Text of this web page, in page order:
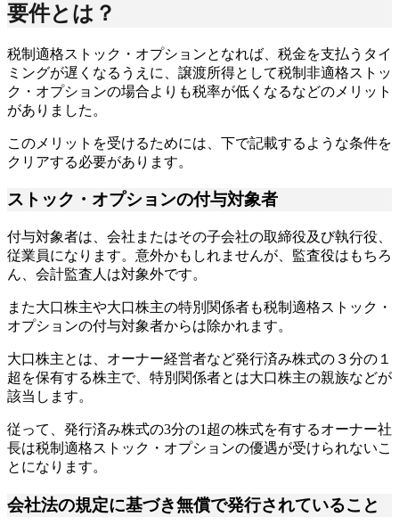
要件とは？
税制適格ストック・オプションとなれば、税金を支払うタイ
ミングが遅くなるうえに、譲渡所得として税制非適格ストッ
ク・オプションの場合よりも税率が低くなるなどのメリット
がありました。
このメリットを受けるためには、下で記載するような条件を
クリアする必要があります。
ストック・オプションの付与対象者
付与対象者は、会社またはその子会社の取締役及び執行役、
従業員になります。意外かもしれませんが、監査役はもちろ
ん、会計監査人は対象外です。
また大口株主や大口株主の特別関係者も税制適格ストック・
オプションの付与対象者からは除かれます。
大口株主とは、オーナー経営者など発行済み株式の３分の１
超を保有する株主で、特別関係者とは大口株主の親族などが
該当します。
従って、発行済み株式の3分の1超の株式を有するオーナー社
長は税制適格ストック・オプションの優遇が受けられないこ
とになります。
会社法の規定に基づき無償で発行されていること